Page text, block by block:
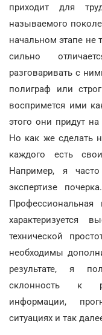
приходит для
называемого
начальном этапе не
сильно
разговаривать с
полиграф или
воспримется ими
этого они придут
Но как же сделать
каждого есть
Например, я часто
экспертизе
Профессиональная
характеризуется
технической
необходимы
результате, я
склонность к
информации,
ситуациях и так